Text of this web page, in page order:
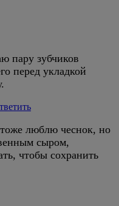
пару зубчиков
перед укладкой
люблю чеснок, но
сыром,
чтобы сохранить